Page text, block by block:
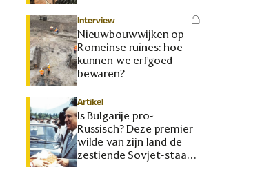
Interview
Nieuwbouwwijken op
Romeinse ruïnes: hoe
kunnen we erfgoed
bewaren?
Artikel
Is Bulgarije pro-
Russisch? Deze premier
wilde van zijn land de
zestiende Sovjet-staat
maken